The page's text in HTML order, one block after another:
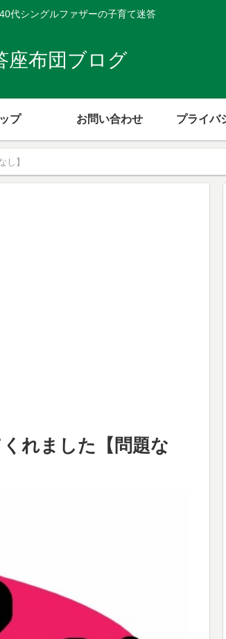
40代シングルファザーの子育て迷答
座布団ブログ
プ お問い合わせ プライバ
し】
れました【問題な